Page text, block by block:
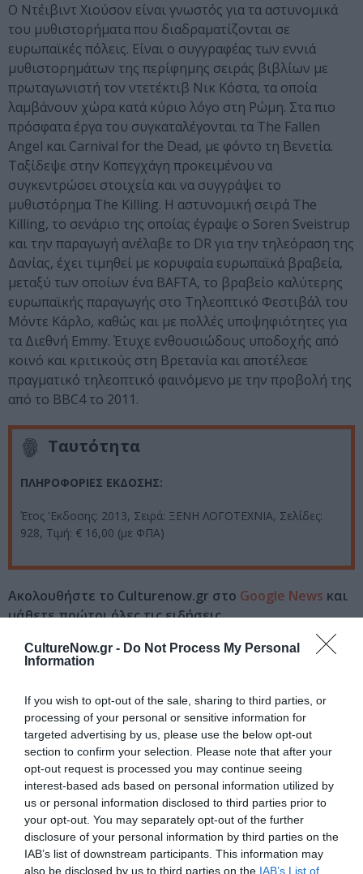
CultureNow.gr - Do Not Process My Personal
Information
If you wish to opt-out of the sale, sharing to third parties, or
processing of your personal or sensitive information for
targeted advertising by us, please use the below opt-out
section to confirm your selection. Please note that after your
opt-out request is processed you may continue seeing
interest-based ads based on personal information utilized by
us or personal information disclosed to third parties prior to
your opt-out. You may separately opt-out of the further
disclosure of your personal information by third parties on the
IAB’s list of downstream participants. This information may
also be disclosed by us to third parties on the IAB’s List of
Ο Ντέιβιντ Χιούσον είναι γνωστός για τα αστυνομικά
του μυθιστορήματα που διαδραματίζονται σε
ευρωπαϊκές πόλεις. Είναι ο συγγραφέας των εννιά
μυθιστορημάτων της περίφημης σειράς βιβλίων με
πρωταγωνιστή τον ντετέκτιβ Νικ Κόστα, τα οποία
λαμβάνουν χώρα κατά κύριο λόγο στη Ρώμη. Στα πιο
πρόσφατα έργα του συγκαταλέγονται τα The Fallen
Angel και Carnival for the Dead, με φόντο τη Βενετία.
Ταξίδεψε στην Κοπεγχάγη προκειμένου να
συγκεντρώσει στοιχεία και να συγγράψει το
μυθιστόρημα The Killing. Η αστυνομική σειρά The
Killing, το σενάριο της οποίας έγραψε ο Soren Sveistrup
και την παραγωγή ανέλαβε το DR για την τηλεόραση της
Δανίας, έχει τιμηθεί με κορυφαία ευρωπαϊκά βραβεία,
μεταξύ των οποίων ένα BAFTA, το βραβείο καλύτερης
ευρωπαϊκής παραγωγής στο Τηλεοπτικό Φεστιβάλ του
Μόντε Κάρλο, καθώς και με πολλές υποψηφιότητες για
τα Διεθνή Emmy. Έτυχε ενθουσιώδους υποδοχής από
κοινό και κριτικούς στη Βρετανία και αποτέλεσε
πραγματικό τηλεοπτικό φαινόμενο με την προβολή της
από το BBC4 το 2011.
Ταυτότητα
ΠΛΗΡΟΦΟΡΙΕΣ ΕΚΔΟΣΗΣ:
Έτος 'Εκδοσης: 2013, Σειρά: ΞΕΝΗ ΛΟΓΟΤΕΧΝΙΑ, Σελίδες:
928, Τιμή: € 16,00 (με ΦΠΑ)
Ακολουθήστε το Culturenow.gr στο Google News και
μάθετε πρώτοι όλες τις ειδήσεις
Δείτε όλα τατελευταία νέαγια την Τέχνη και τον
Πολιτισμό στο
Νέοι Διαγωνισμοί❯
Tags
ΕΚΔΟΣΕΙΣ ΛΙΒΑΝΗ ΠΕΖΟΓΡΑΦΙΑ
Newsletter
Κάθε βδομάδα στο e-mail σας τα τελευταία νέα για